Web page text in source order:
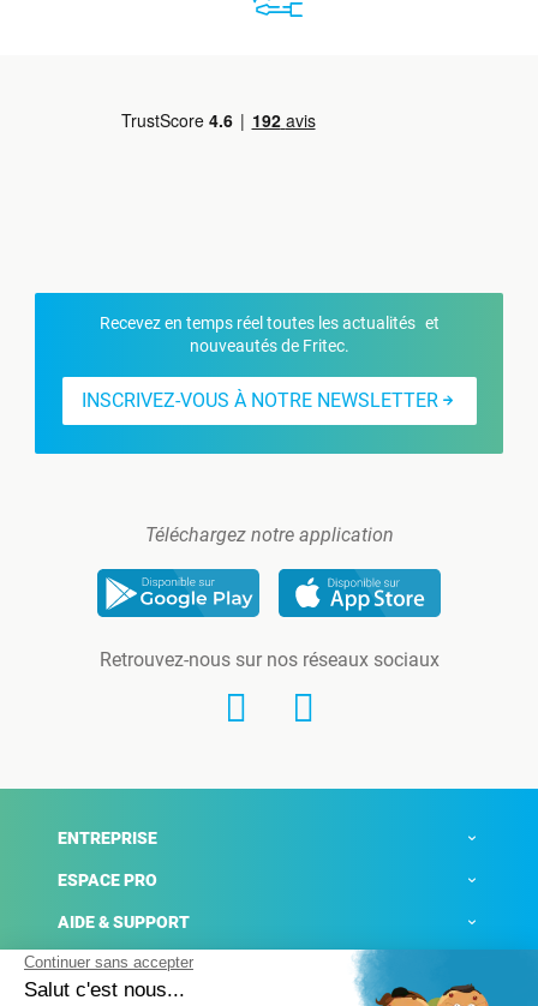
Recevez en temps réel toutes les actualités et
nouveautés de Fritec.
INSCRIVEZ-VOUS À NOTRE NEWSLETTER
Téléchargez notre application
Retrouvez-nous sur nos réseaux sociaux
ENTREPRISE
ESPACE PRO
AIDE & SUPPORT
ACTUALITÉS